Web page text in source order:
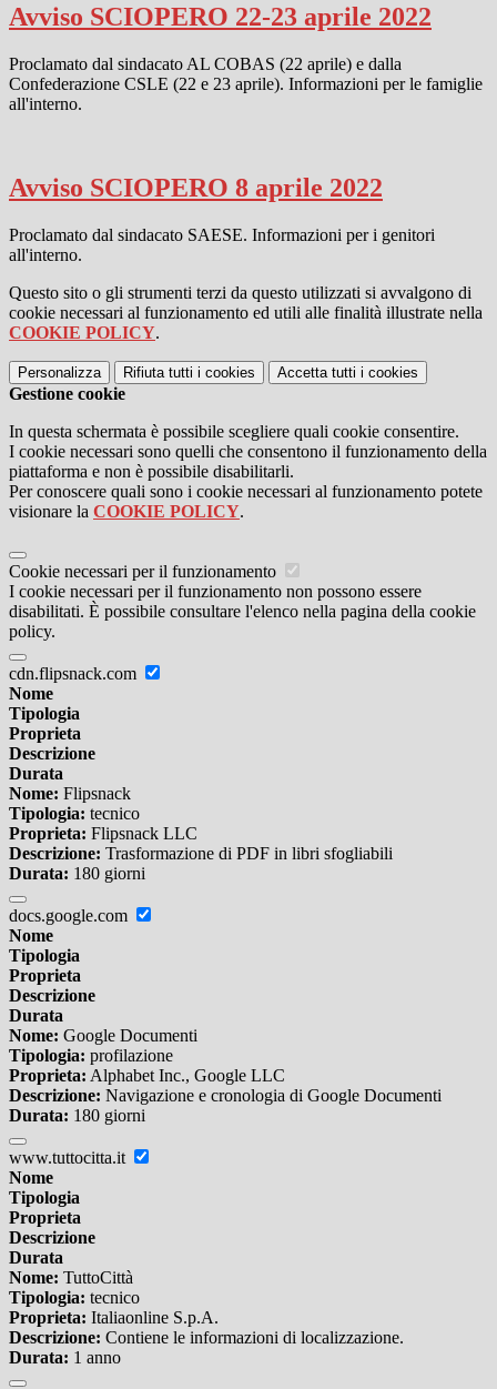
Avviso SCIOPERO 22-23 aprile 2022
Proclamato dal sindacato AL COBAS (22 aprile) e dalla
Confederazione CSLE (22 e 23 aprile). Informazioni per le famiglie
all'interno.
Avviso SCIOPERO 8 aprile 2022
Proclamato dal sindacato SAESE. Informazioni per i genitori
all'interno.
Questo sito o gli strumenti terzi da questo utilizzati si avvalgono di
cookie necessari al funzionamento ed utili alle finalità illustrate nella
COOKIE POLICY.
Personalizza Rifiuta tutti i cookies Accetta tutti i cookies
Gestione cookie
In questa schermata è possibile scegliere quali cookie consentire.
I cookie necessari sono quelli che consentono il funzionamento della
piattaforma e non è possibile disabilitarli.
Per conoscere quali sono i cookie necessari al funzionamento potete
visionare la COOKIE POLICY.
Cookie necessari per il funzionamento
I cookie necessari per il funzionamento non possono essere
disabilitati. È possibile consultare l'elenco nella pagina della cookie
policy.
cdn.flipsnack.com
Nome
Tipologia
Proprieta
Descrizione
Durata
Nome: Flipsnack
Tipologia: tecnico
Proprieta: Flipsnack LLC
Descrizione: Trasformazione di PDF in libri sfogliabili
Durata: 180 giorni
docs.google.com
Nome
Tipologia
Proprieta
Descrizione
Durata
Nome: Google Documenti
Tipologia: profilazione
Proprieta: Alphabet Inc., Google LLC
Descrizione: Navigazione e cronologia di Google Documenti
Durata: 180 giorni
www.tuttocitta.it
Nome
Tipologia
Proprieta
Descrizione
Durata
Nome: TuttoCittà
Tipologia: tecnico
Proprieta: Italiaonline S.p.A.
Descrizione: Contiene le informazioni di localizzazione.
Durata: 1 anno